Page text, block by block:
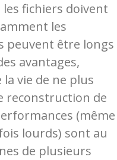
les fichiers doivent
les
peuvent être longs
avantages,
vie de ne plus
reconstruction de
(même
lourds) sont au
de plusieurs